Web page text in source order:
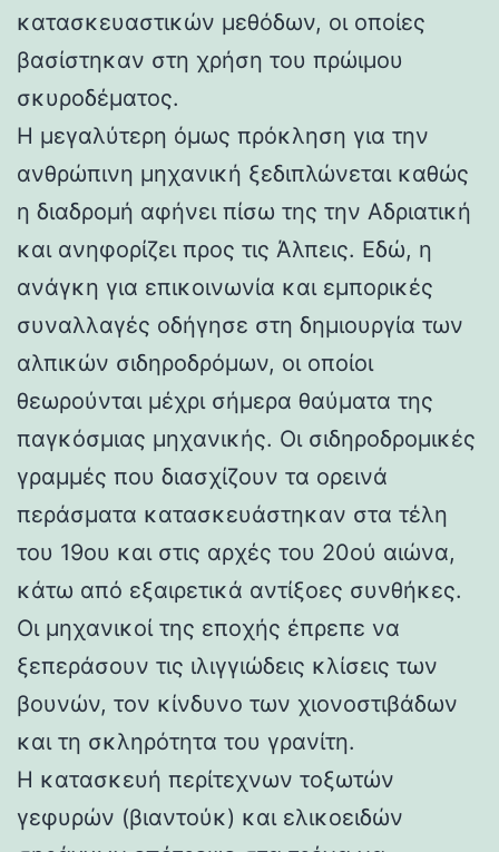
κατασκευαστικών μεθόδων, οι οποίες
βασίστηκαν στη χρήση του πρώιμου
σκυροδέματος.
Η μεγαλύτερη όμως πρόκληση για την
ανθρώπινη μηχανική ξεδιπλώνεται καθώς
η διαδρομή αφήνει πίσω της την Αδριατική
και ανηφορίζει προς τις Άλπεις. Εδώ, η
ανάγκη για επικοινωνία και εμπορικές
συναλλαγές οδήγησε στη δημιουργία των
αλπικών σιδηροδρόμων, οι οποίοι
θεωρούνται μέχρι σήμερα θαύματα της
παγκόσμιας μηχανικής. Οι σιδηροδρομικές
γραμμές που διασχίζουν τα ορεινά
περάσματα κατασκευάστηκαν στα τέλη
του 19ου και στις αρχές του 20ού αιώνα,
κάτω από εξαιρετικά αντίξοες συνθήκες.
Οι μηχανικοί της εποχής έπρεπε να
ξεπεράσουν τις ιλιγγιώδεις κλίσεις των
βουνών, τον κίνδυνο των χιονοστιβάδων
και τη σκληρότητα του γρανίτη.
Η κατασκευή περίτεχνων τοξωτών
γεφυρών (βιαντούκ) και ελικοειδών